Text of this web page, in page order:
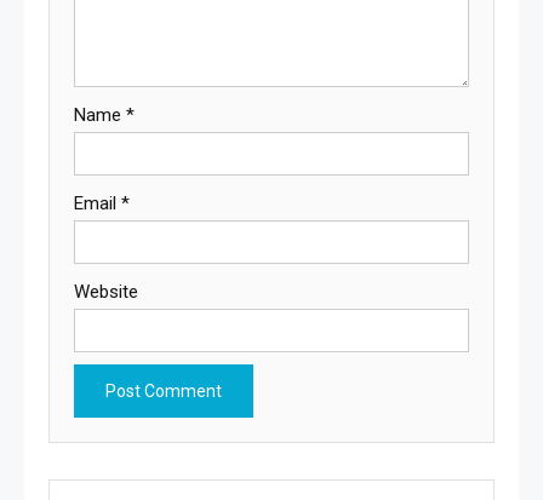
Name *
Email *
Website